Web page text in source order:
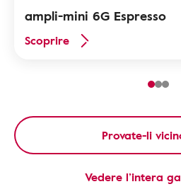
ampli-mini 6G Espresso
Scoprire
Provate-li
Vedere l’intera